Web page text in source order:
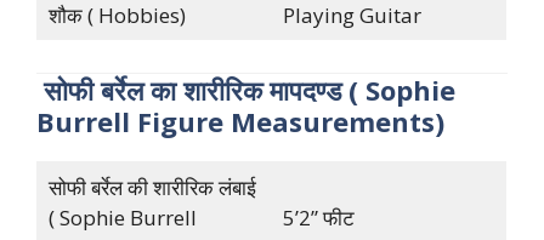
शौक ( Hobbies)
Playing Guitar
सोफी बर्रेल का शारीरिक मापदण्ड( Sophie
Burrell Figure Measurements)
सोफी बर्रेल की शारीरिक लंबाई
( Sophie Burrell
5’2” फीट